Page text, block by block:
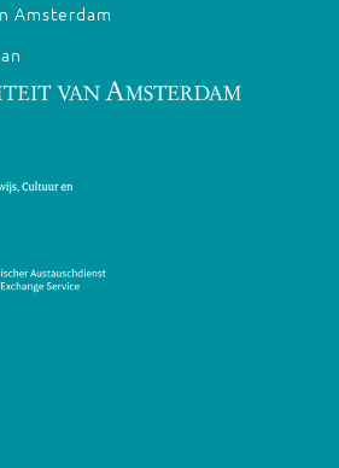
Amsterdam